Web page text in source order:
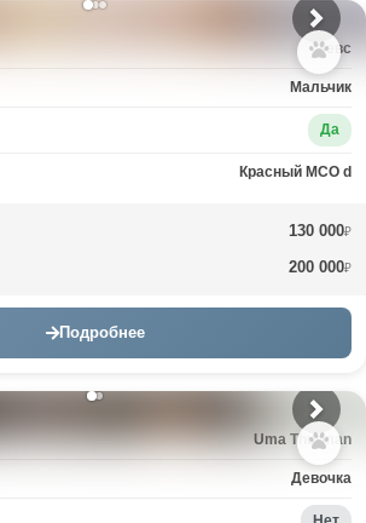
Зевс
Мальчик
Да
Красный MCO d
130 000₽
200 000₽
Подробнее
Uma Thurman
Девочка